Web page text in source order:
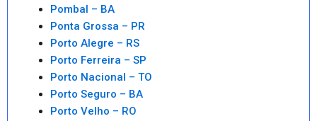
Pombal – BA
Ponta Grossa – PR
Porto Alegre – RS
Porto Ferreira – SP
Porto Nacional – TO
Porto Seguro – BA
Porto Velho – RO